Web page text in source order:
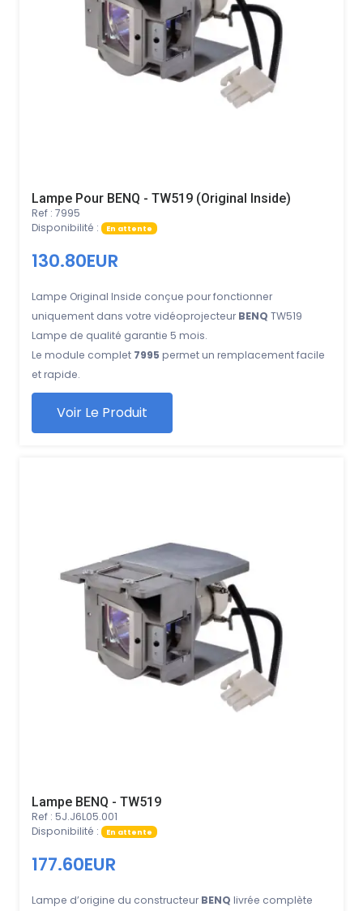
Lampe Pour BENQ - TW519 (Original Inside)
Ref : 7995
Disponibilité :
En attente
130.80EUR
Lampe Original Inside conçue pour fonctionner
uniquement dans votre vidéoprojecteur BENQ TW519
Lampe de qualité garantie 5 mois.
Le module complet 7995 permet un remplacement facile
et rapide.
Voir Le Produit
Lampe BENQ - TW519
Ref : 5J.J6L05.001
Disponibilité :
En attente
177.60EUR
Lampe d’origine du constructeur BENQ livrée complète